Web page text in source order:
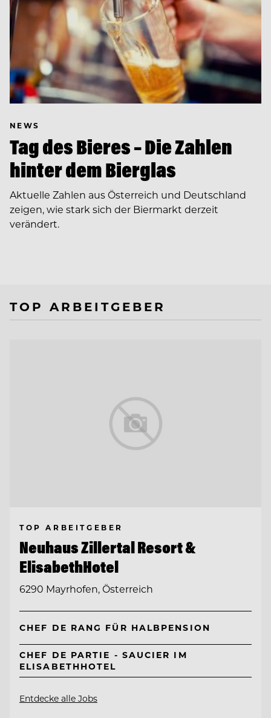
NEWS
Tag des Bieres – Die Zahlen
hinter dem Bierglas
Aktuelle Zahlen aus Österreich und Deutschland
zeigen, wie stark sich der Biermarkt derzeit
verändert.
TOP ARBEITGEBER
TOP ARBEITGEBER
Neuhaus Zillertal Resort &
ElisabethHotel
6290 Mayrhofen, Österreich
CHEF DE RANG FÜR HALBPENSION
CHEF DE PARTIE - SAUCIER IM
ELISABETHHOTEL
Entdecke alle Jobs